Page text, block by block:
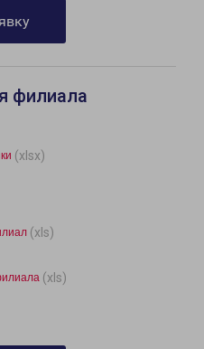
филиала
(xlsx)
(xls)
(xls)